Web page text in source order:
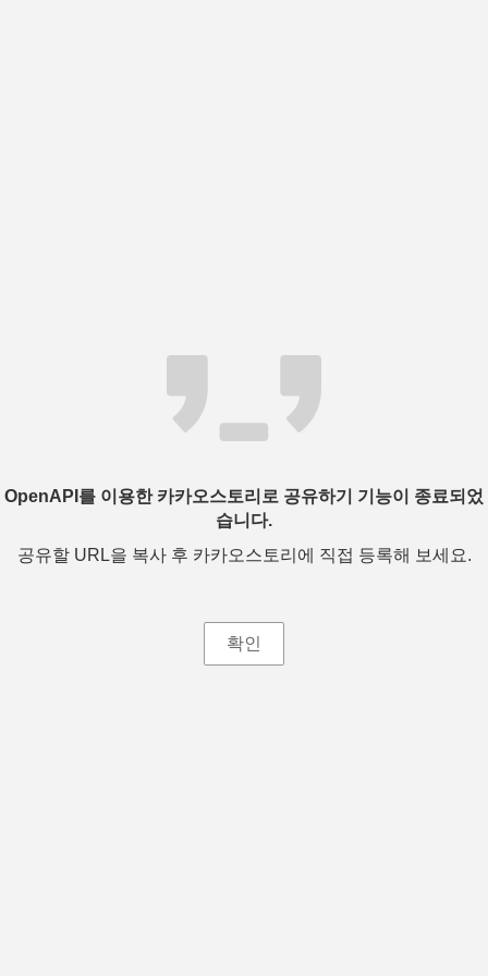
OpenAPI를 이용한 카카오스토리로 공유하기 기능이 종료되었
습니다.
공유할 URL을 복사 후 카카오스토리에 직접 등록해 보세요.
확인